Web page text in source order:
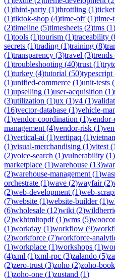
(1)third-party (1)throttling (1)
(1)tiktok-shop (4)time-off(1)time-
(2)timeline (5)timesheets (2)tms (1)
(1)tools (1)tourism (1)traceability (
secrets (1)trading (1)training (8)
(1)transparency (3)travel (3)trends
(1)troubleshooting (40)trust (1)
(1)turkey (4)tutorial (50)typescript
(1)unified-commerce (1)unit-tests (
(1)upselling (1)user-acquisition (1)
(3)utilization (1)ux (1)v4 (1)
(16)vector-database (1)vehicle-
(1)vendor-coordination (1)vendor-
management (4)vendor-risk (1)
(1)vertical-ai (1)vertipaq (1)
(1)visual-merchandising (1)vitest (1
(2)voice-search (1)vulnerability (1)
marketplace (1)warehouse (13)
(2)warehouse-management (1)
orchestrate (1)wave (2)wayfair(2)
(2)web-development (1)web-
(7)website (1)website-builder(1)
(6)wholesale (12)wiki (2)
(2)wkhtmltopdf(1)wms (5)
(1)workday (1)workflow (9)
(2)workforce (7)workforce-
(1)workplace (1)workshops (1)
(4)xml (1)xml-rpc (3)zalando (5)
(2)zero-trust (3)zoho (2)zoho-
(1)zoho-one (1)zustand (1)